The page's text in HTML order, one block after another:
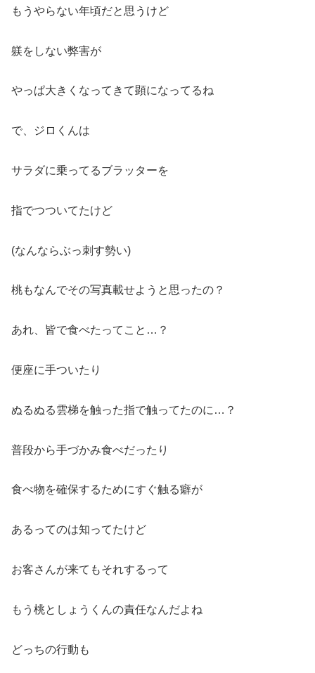
もうやらない年頃だと思うけど
躾をしない弊害が
やっぱ大きくなってきて顕になってるね
で、ジロくんは
サラダに乗ってるブラッターを
指でつついてたけど
(なんならぶっ刺す勢い)
桃もなんでその写真載せようと思ったの？
あれ、皆で食べたってこと…？
便座に手ついたり
ぬるぬる雲梯を触った指で触ってたのに…？
普段から手づかみ食べだったり
食べ物を確保するためにすぐ触る癖が
あるってのは知ってたけど
お客さんが来てもそれするって
もう桃としょうくんの責任なんだよね
どっちの行動も